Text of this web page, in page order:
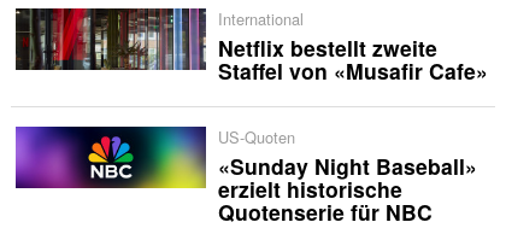
International
Netflix bestellt zweite
Staffel von «Musafir Cafe»
US-Quoten
«Sunday Night Baseball»
erzielt historische
Quotenserie für NBC